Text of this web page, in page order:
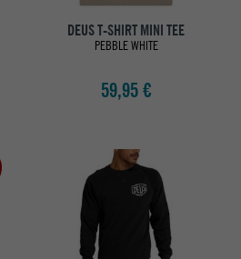
DEUS T-SHIRT MINI TEE
PEBBLE WHITE
59,95 €